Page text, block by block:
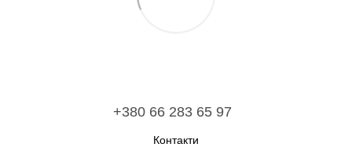
+380 66 283 65 97
Контакти